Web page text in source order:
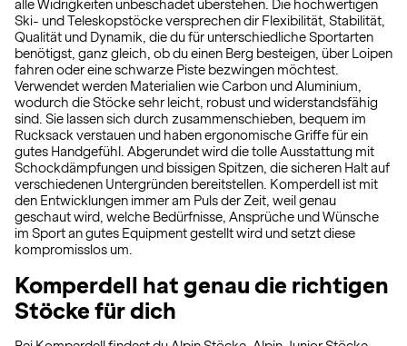
alle Widrigkeiten unbeschadet überstehen. Die hochwertigen
Ski- und Teleskopstöcke versprechen dir Flexibilität, Stabilität,
Qualität und Dynamik, die du für unterschiedliche Sportarten
benötigst, ganz gleich, ob du einen Berg besteigen, über Loipen
fahren oder eine schwarze Piste bezwingen möchtest.
Verwendet werden Materialien wie Carbon und Aluminium,
wodurch die Stöcke sehr leicht, robust und widerstandsfähig
sind. Sie lassen sich durch zusammenschieben, bequem im
Rucksack verstauen und haben ergonomische Griffe für ein
gutes Handgefühl. Abgerundet wird die tolle Ausstattung mit
Schockdämpfungen und bissigen Spitzen, die sicheren Halt auf
verschiedenen Untergründen bereitstellen. Komperdell ist mit
den Entwicklungen immer am Puls der Zeit, weil genau
geschaut wird, welche Bedürfnisse, Ansprüche und Wünsche
im Sport an gutes Equipment gestellt wird und setzt diese
kompromisslos um.
Komperdell hat genau die richtigen
Stöcke für dich